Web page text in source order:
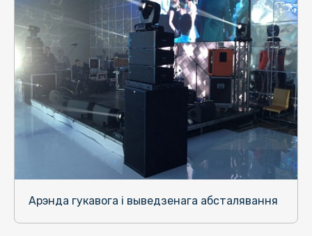
Арэнда гукавога і выведзенага абсталявання